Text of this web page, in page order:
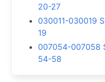
20-27
030011-030019
19
007054-007058
54-58